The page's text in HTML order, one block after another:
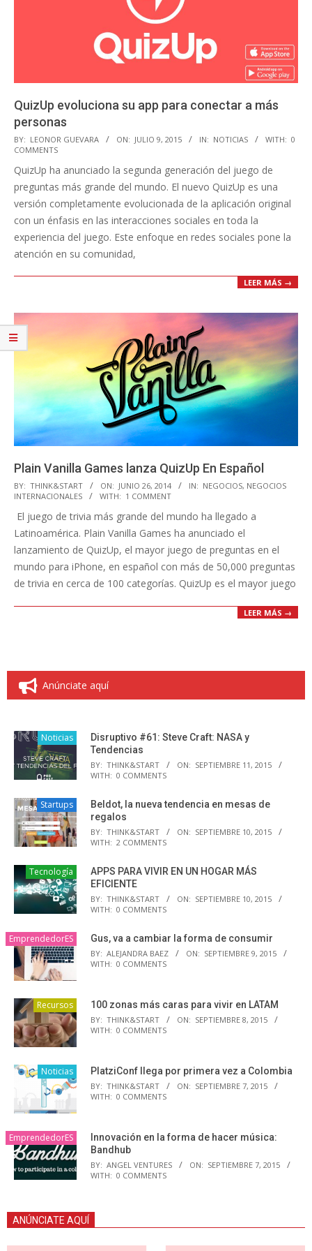
QuizUp evoluciona su app para conectar a más
personas
2015-
07-
09
BY: LEONOR GUEVARA ON: JULIO 9, 2015 IN: NOTICIAS WITH: 0
COMMENTS
QuizUp ha anunciado la segunda generación del juego de
preguntas más grande del mundo. El nuevo QuizUp es una
versión completamente evolucionada de la aplicación original
con un énfasis en las interacciones sociales en toda la
experiencia del juego. Este enfoque en redes sociales pone la
atención en su comunidad,
LEER MÁS →
Plain Vanilla Games lanza QuizUp En Español
2014-
06-
26
BY: THINK&START ON: JUNIO 26, 2014 IN: NEGOCIOS, NEGOCIOS
INTERNACIONALES
WITH: 1 COMMENT
El juego de trivia más grande del mundo ha llegado a
Latinoamérica. Plain Vanilla Games ha anunciado el
lanzamiento de QuizUp, el mayor juego de preguntas en el
mundo para iPhone, en español con más de 50,000 preguntas
de trivia en cerca de 100 categorías. QuizUp es el mayor juego
LEER MÁS →
Anúnciate aquí
Noticias
Disruptivo #61: Steve Craft: NASA y
Tendencias
BY: THINK&START ON: SEPTIEMBRE 11, 2015
WITH: 0 COMMENTS
Startups
Beldot, la nueva tendencia en mesas de
regalos
BY: THINK&START ON: SEPTIEMBRE 10, 2015
WITH: 2 COMMENTS
Tecnología
APPS PARA VIVIR EN UN HOGAR MÁS
EFICIENTE
BY: THINK&START ON: SEPTIEMBRE 10, 2015
WITH: 0 COMMENTS
EmprendedorES Gus, va a cambiar la forma de consumir
BY: ALEJANDRA BAEZ ON: SEPTIEMBRE 9, 2015
WITH: 0 COMMENTS
Recursos 100 zonas más caras para vivir en LATAM
BY: THINK&START ON: SEPTIEMBRE 8, 2015
WITH: 0 COMMENTS
Noticias PlatziConf llega por primera vez a Colombia
BY: THINK&START ON: SEPTIEMBRE 7, 2015
WITH: 0 COMMENTS
EmprendedorES
Innovación en la forma de hacer música:
Bandhub
BY: ANGEL VENTURES ON: SEPTIEMBRE 7, 2015
WITH: 0 COMMENTS
ANÚNCIATE AQUÍ